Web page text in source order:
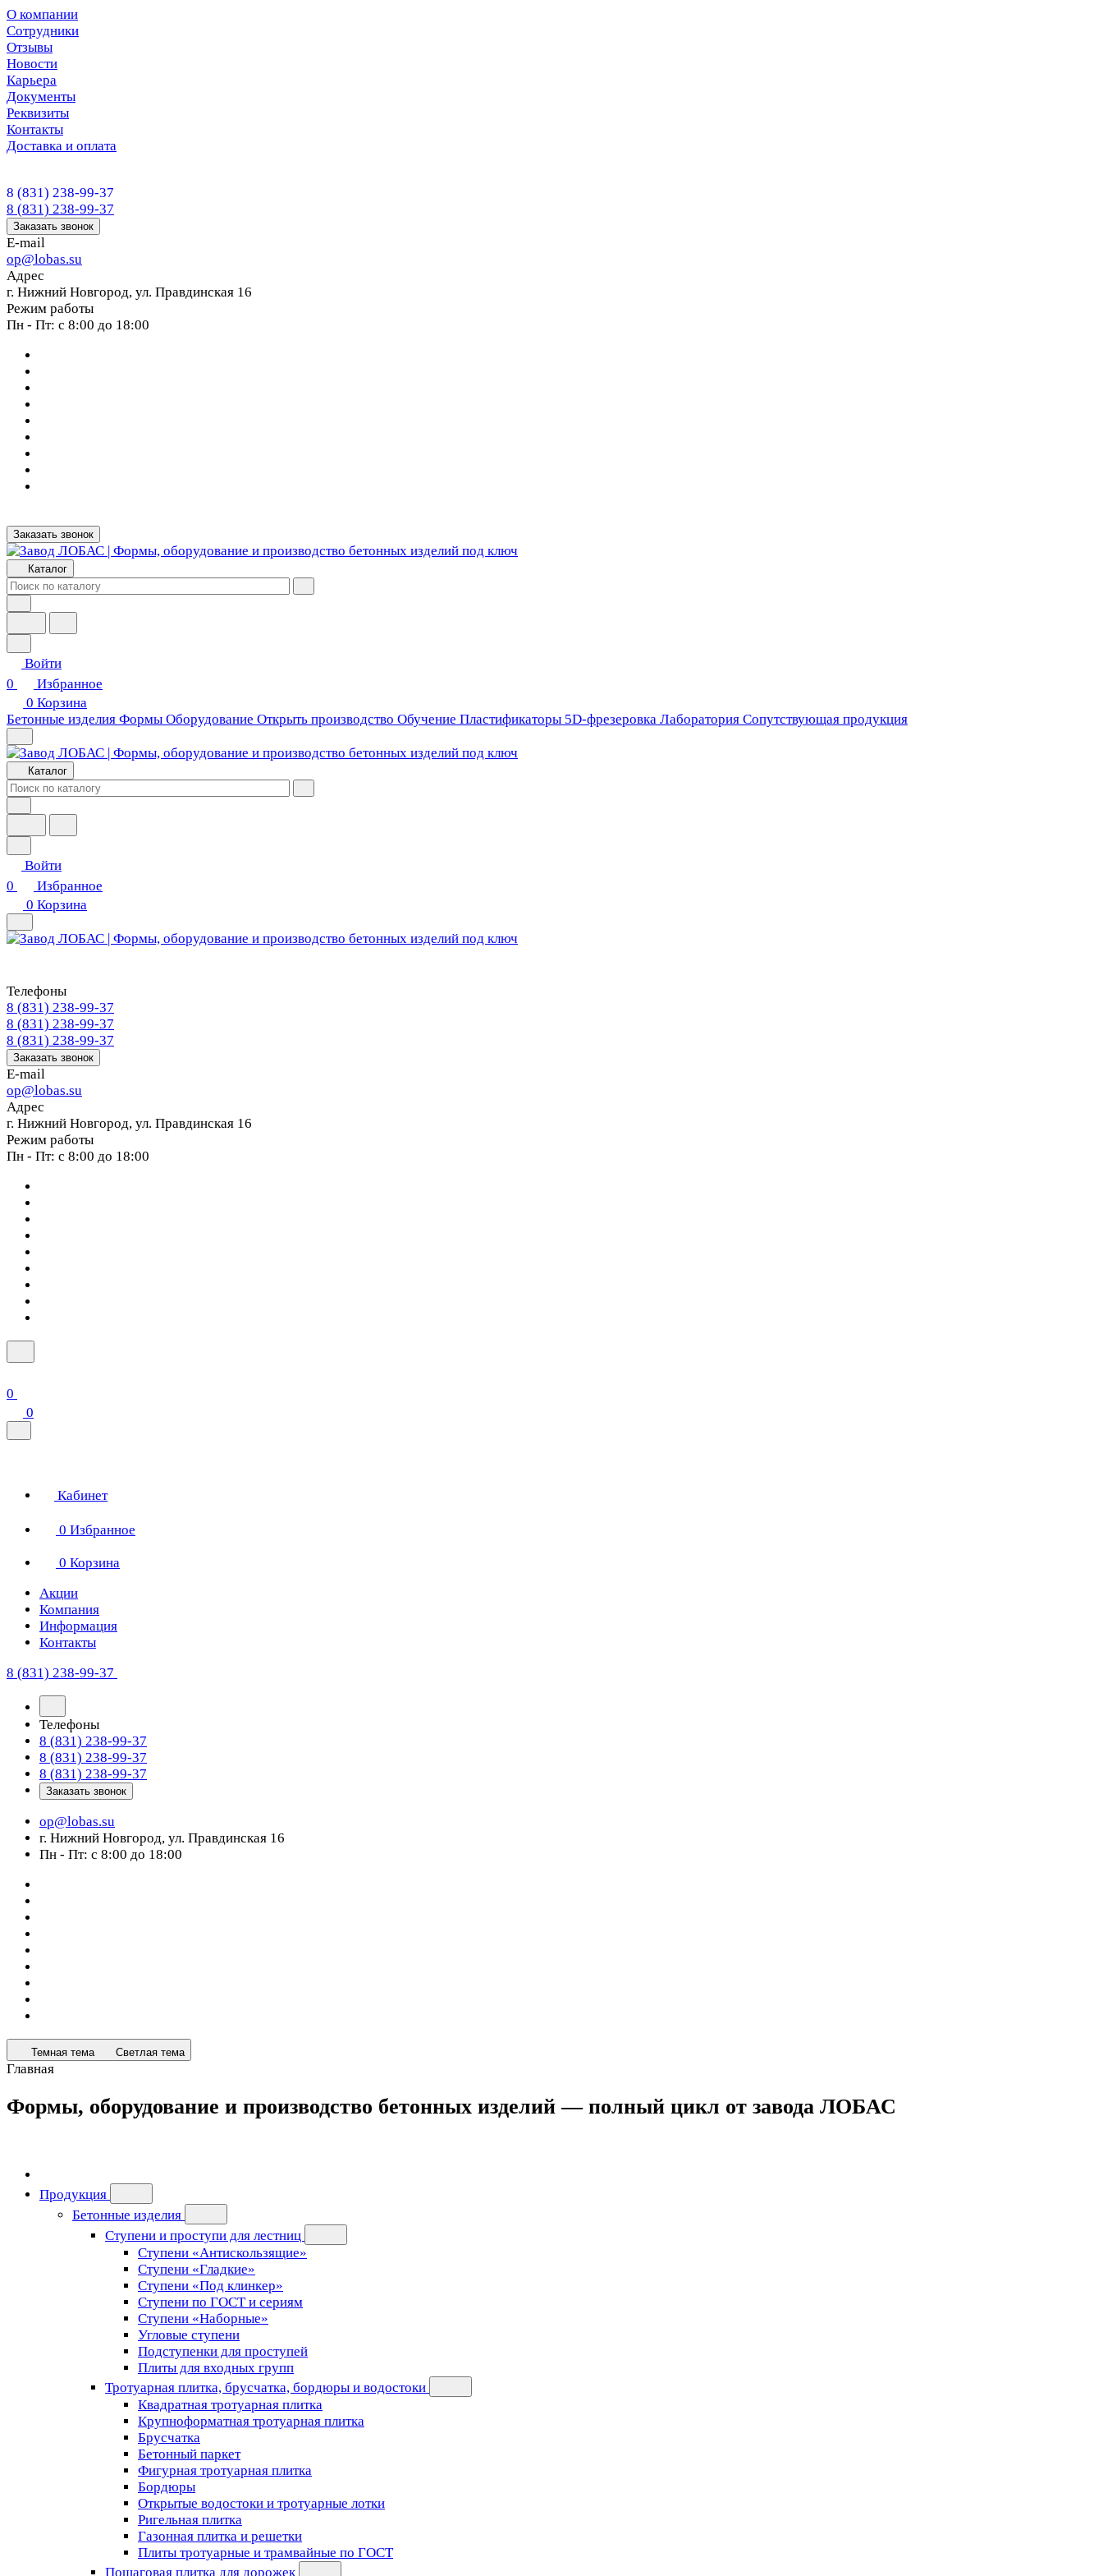
О компании
Сотрудники
Отзывы
Новости
Карьера
Документы
Реквизиты
Контакты
Доставка и оплата
8 (831) 238-99-37
8 (831) 238-99-37
Заказать звонок
E-mail
op@lobas.su
Адрес
г. Нижний Новгород, ул. Правдинская 16
Режим работы
Пн - Пт: с 8:00 до 18:00
Заказать звонок
Каталог
Войти
0
Избранное
0 Корзина
Бетонные изделия Формы Оборудование Открыть производство Обучение Пластификаторы 5D-фрезеровка Лаборатория Сопутствующая продукция
Каталог
Войти
0
Избранное
0 Корзина
Телефоны
8 (831) 238-99-37
8 (831) 238-99-37
8 (831) 238-99-37
Заказать звонок
E-mail
op@lobas.su
Адрес
г. Нижний Новгород, ул. Правдинская 16
Режим работы
Пн - Пт: с 8:00 до 18:00
0
0
Кабинет
0 Избранное
0 Корзина
Акции
Компания
Информация
Контакты
8 (831) 238-99-37
Телефоны
8 (831) 238-99-37
8 (831) 238-99-37
8 (831) 238-99-37
Заказать звонок
op@lobas.su
г. Нижний Новгород, ул. Правдинская 16
Пн - Пт: с 8:00 до 18:00
Темная тема Светлая тема
Главная
Формы, оборудование и производство бетонных изделий — полный цикл от завода ЛОБАС
Продукция
Бетонные изделия
Ступени и проступи для лестниц
Ступени «Антискользящие»
Ступени «Гладкие»
Ступени «Под клинкер»
Ступени по ГОСТ и сериям
Ступени «Наборные»
Угловые ступени
Подступенки для проступей
Плиты для входных групп
Тротуарная плитка, брусчатка, бордюры и водостоки
Квадратная тротуарная плитка
Крупноформатная тротуарная плитка
Брусчатка
Бетонный паркет
Фигурная тротуарная плитка
Бордюры
Открытые водостоки и тротуарные лотки
Ригельная плитка
Газонная плитка и решетки
Плиты тротуарные и трамвайные по ГОСТ
Пошаговая плитка для дорожек